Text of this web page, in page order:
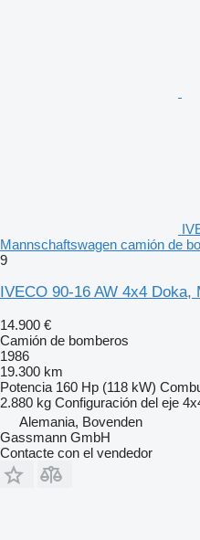
Mannschaftswagen camión de
9
IVECO 90-16 AW 4x4
14.900 €
Camión de bomberos
1986
19.300 km
Potencia 160 Hp (118 kW)
2.880 kg Configuración del eje
Alemania, Bovenden
Gassmann GmbH
Contacte con el vendedor